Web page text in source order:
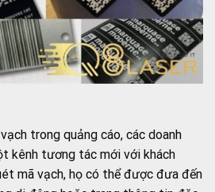
trong quảng cáo, các doanh
kênh tương tác mới với khách
mã vạch, họ có thể được đưa đến